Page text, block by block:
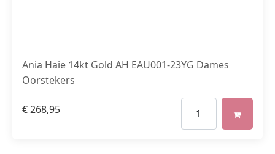
Ania Haie 14kt Gold AH EAU001-23YG Dames
Oorstekers
€268,95